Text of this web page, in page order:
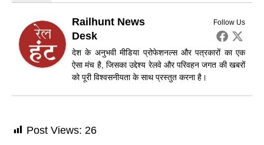
Follow Us
Railhunt News
Desk
देश के अनुभवी मीडिया प्रोफेशनल्स और पत्रकारों का एक
ऐसा मंच है, जिसका उद्देश्य रेलवे और परिवहन जगत की खबरों
को पूरी विश्वसनीयता के साथ प्रस्तुत करना है।
Post Views: 26